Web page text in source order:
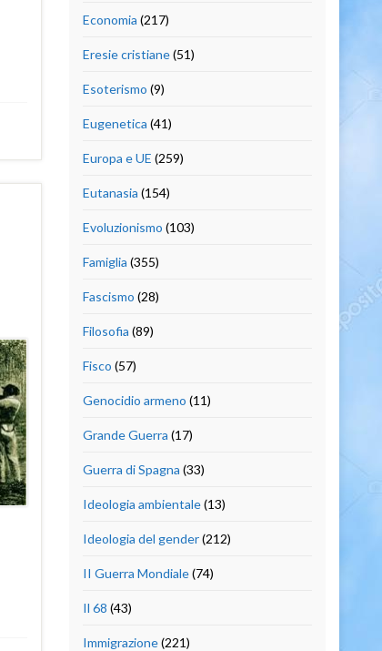
Economia (217)
Eresie cristiane(51)
Esoterismo (9)
Eugenetica (41)
Europa e UE (259)
Eutanasia (154)
Evoluzionismo (103)
Famiglia (355)
Fascismo (28)
Filosofia (89)
Fisco (57)
Genocidio armeno (11)
Grande Guerra (17)
Guerra di Spagna (33)
Ideologia ambientale(13)
Ideologia del gender(212)
II Guerra Mondiale(74)
Il 68 (43)
Immigrazione(221)